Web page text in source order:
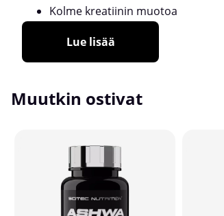
Kolme kreatiinin muotoa
Lue lisää
Muutkin ostivat